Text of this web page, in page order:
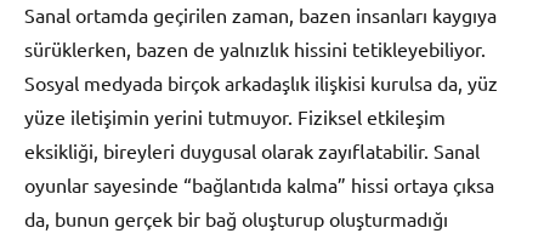
Sanal ortamda geçirilen zaman, bazen insanları kaygıya
sürüklerken, bazen de yalnızlık hissini tetikleyebiliyor.
Sosyal medyada birçok arkadaşlık ilişkisi kurulsa da, yüz
yüze iletişimin yerini tutmuyor. Fiziksel etkileşim
eksikliği, bireyleri duygusal olarak zayıflatabilir. Sanal
oyunlar sayesinde “bağlantıda kalma” hissi ortaya çıksa
da, bunun gerçek bir bağ oluşturup oluşturmadığı